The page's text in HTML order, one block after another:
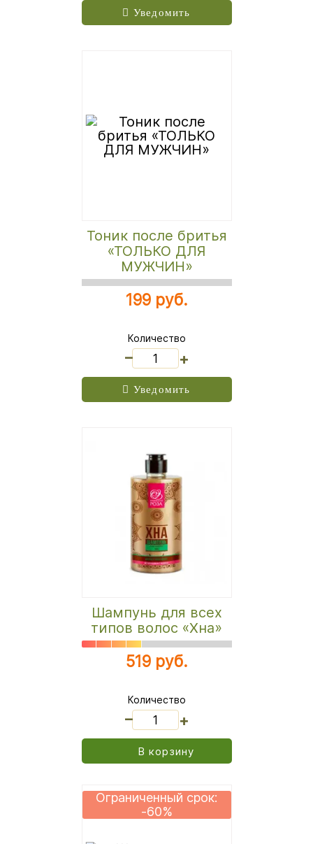
Уведомить
Тоник после бритья
«ТОЛЬКО ДЛЯ
МУЖЧИН»
199 руб.
Количество
+
Уведомить
Шампунь для всех
типов волос «Хна»
519 руб.
Количество
+
В корзину
Ограниченный срок:
-60%